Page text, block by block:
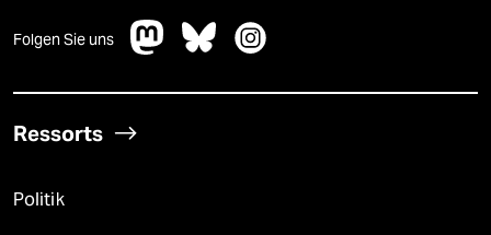
Folgen Sie uns
Ressorts
Politik